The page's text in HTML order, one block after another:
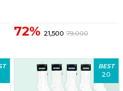
72% 21,500 79,000
BEST
20